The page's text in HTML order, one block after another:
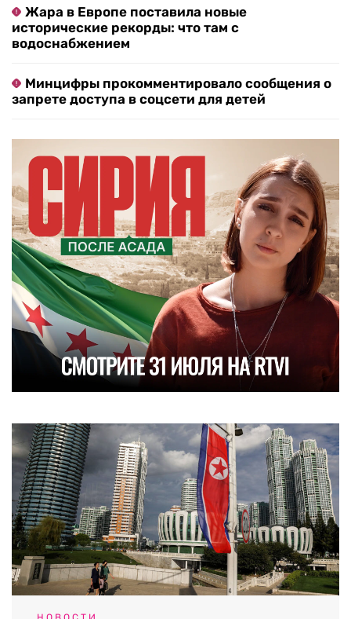
Жара в Европе поставила новые
исторические рекорды: что там с
водоснабжением
Минцифры прокомментировало сообщения о
запрете доступа в соцсети для детей